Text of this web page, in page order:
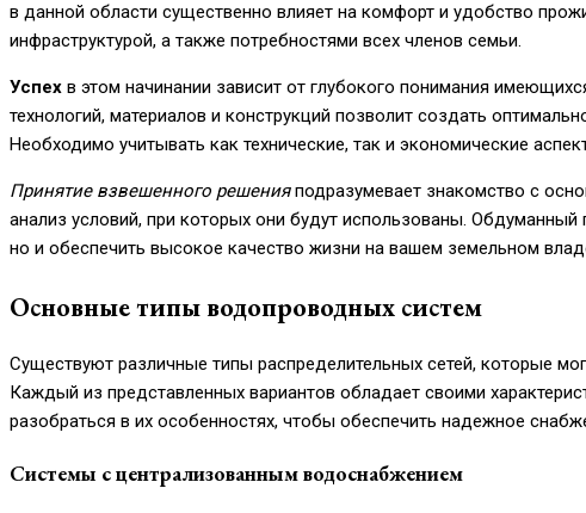
в данной области существенно влияет на комфорт и удобство
инфраструктурой, а также потребностями всех членов семьи.
Успех в этом начинании зависит от глубокого понимания
технологий, материалов и конструкций позволит создать
Необходимо учитывать как технические, так и экономические
Принятие взвешенного решенияподразумевает знакомство с
анализ условий, при которых они будут использованы.
но и обеспечить высокое качество жизни на вашем земельном
Основные типы водопроводных систем
Существуют различные типы распределительных сетей, которые
Каждый из представленных вариантов обладает своими
разобраться в их особенностях, чтобы обеспечить надежное
Системы с централизованным водоснабжением